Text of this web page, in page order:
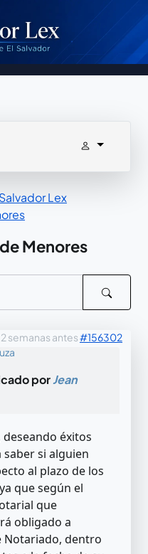
Lex
Menores
semanas antes#156302
porJean
deseando éxitos
si alguien
al plazo de los
que según el
que
obligado a
Notariado, dentro